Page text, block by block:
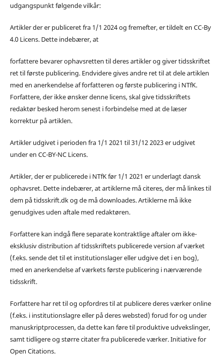
udgangspunkt følgende vilkår:
Artikler der er publiceret fra 1/1 2024 og fremefter, er tildelt en CC-By
4.0 Licens. Dette indebærer, at
forfattere bevarer ophavsretten til deres artikler og giver tidsskriftet
ret til første publicering. Endvidere gives andre ret til at dele artiklen
med en anerkendelse af forfatteren og første publicering i NTfK.
Forfattere, der ikke ønsker denne licens, skal give tidsskriftets
redaktør besked herom senest i forbindelse med at de læser
korrektur på artiklen.
Artikler udgivet i perioden fra 1/1 2021 til 31/12 2023 er udgivet
under en CC-BY-NC Licens.
Artikler, der er publicerede i NTfK før 1/1 2021 er underlagt dansk
ophavsret. Dette indebærer, at artiklerne må citeres, der må linkes til
dem på tidsskrift.dk og de må downloades. Artiklerne må ikke
genudgives uden aftale med redaktøren.
Forfattere kan indgå flere separate kontraktlige aftaler om ikke-
eksklusiv distribution af tidsskriftets publicerede version af værket
(f.eks. sende det til et institutionslager eller udgive det i en bog),
med en anerkendelse af værkets første publicering i nærværende
tidsskrift.
Forfattere har ret til og opfordres til at publicere deres værker online
(f.eks. i institutionslagre eller på deres websted) forud for og under
manuskriptprocessen, da dette kan føre til produktive udvekslinger,
samt tidligere og større citater fra publicerede værker. Initiative for
Open Citations.